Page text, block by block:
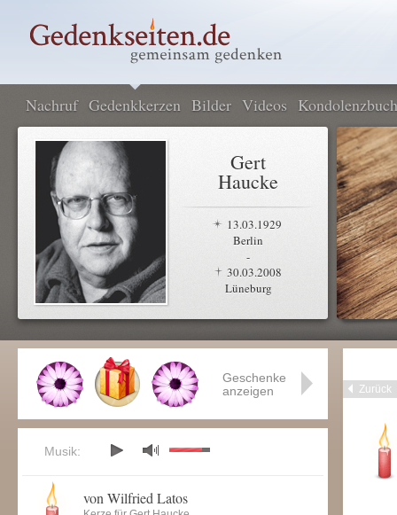
Nachruf Gedenkkerzen Bilder Videos Kondolenzbuch
Gert
Haucke
13.03.1929
Berlin
-
30.03.2008
Lüneburg
Zurück
Geschenke
anzeigen
Musik:
von Wilfried Latos